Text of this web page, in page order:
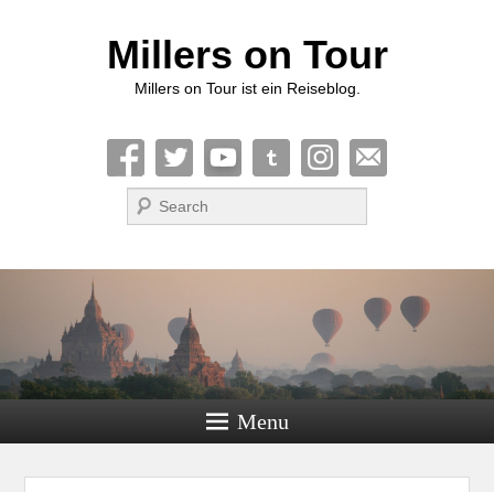
Millers on Tour
Millers on Tour ist ein Reiseblog.
Suche
Menu